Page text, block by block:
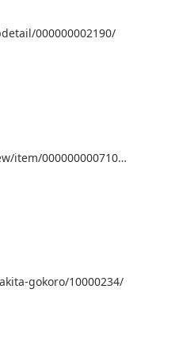
000000002190/
item/000000000710…
gokoro/10000234/